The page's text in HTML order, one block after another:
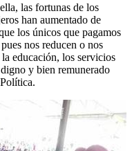
las fortunas de los
han aumentado de
los únicos que pagamos
nos reducen o nos
educación, los servicios
y bien remunerado